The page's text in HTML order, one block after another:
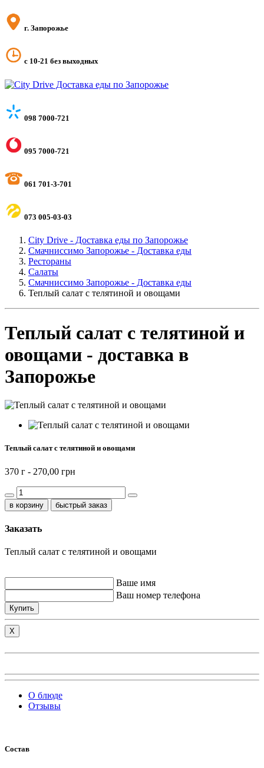
г. Запорожье
с 10-21 без выходных
098 7000-721
095 7000-721
061 701-3-701
073 005-03-03
City Drive - Доставка еды по Запорожье
Смачниссимо Запорожье - Доставка еды
Рестораны
Салаты
Смачниссимо Запорожье - Доставка еды
Теплый салат с телятиной и овощами
Теплый салат с телятиной и
овощами - доставка в
Запорожье
Теплый салат с телятиной и овощами
370 г - 270,00 грн
быстрый заказ
Заказать
Теплый салат с телятиной и овощами
Ваше имя
Ваш номер телефона
Купить
X
О блюде
Отзывы
Состав